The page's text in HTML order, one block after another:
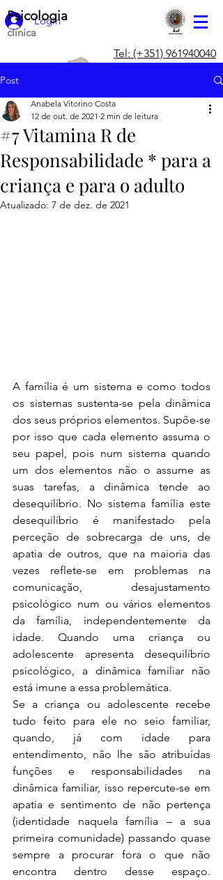
Login
Psicologia
clínica
Tel: (+351) 961940040
Post
#7 Vitamina R de
Responsabilidade * para a
criança e para o adulto
Anabela Vitorino Costa
12 de out. de 2021 2 min de leitura
Atualizado: 7 de dez. de 2021
A família é um sistema e como todos
os sistemas sustenta-se pela dinâmica
dos seus próprios elementos. Supõe-se
por isso que cada elemento assuma o
seu papel, pois num sistema quando
um dos elementos não o assume as
suas tarefas, a dinâmica tende ao
desequilíbrio. No sistema família este
desequilíbrio é manifestado pela
perceção de sobrecarga de uns, de
apatia de outros, que na maioria das
vezes reflete-se em problemas na
comunicação, desajustamento
psicológico num ou vários elementos
da família, independentemente da
idade. Quando uma criança ou
adolescente apresenta desequilíbrio
psicológico, a dinâmica familiar não
está imune a essa problemática.
Se a criança ou adolescente recebe
tudo feito para ele no seio familiar,
quando, já com idade para
entendimento, não lhe são atribuídas
funções e responsabilidades na
dinâmica familiar, isso repercute-se em
apatia e sentimento de não pertença
(identidade naquela família – a sua
primeira comunidade) passando quase
sempre a procurar fora o que não
encontra dentro desse espaço.